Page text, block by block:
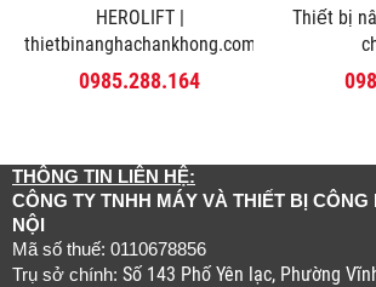
HEROLIFT |
thietbinanghachankhong.com
0985.288.164
Thiết bị
THÔNG TIN LIÊN HỆ:
CÔNG TY TNHH MÁY VÀ THIẾT BỊ CÔNG
NỘI
Mã số thuế: 0110678856
Trụ sở chính: Số 143 Phố Yên lạc, Phường